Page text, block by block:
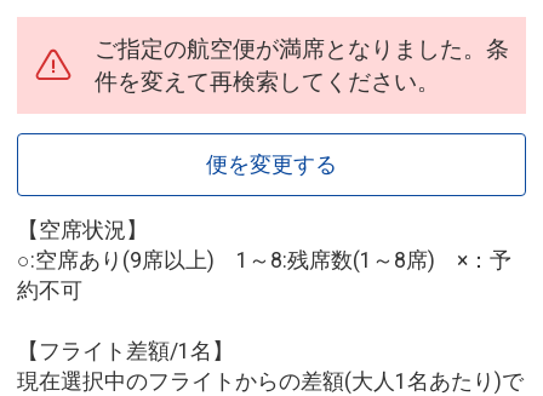
ご指定の航空便が満席となりました。条
件を変えて再検索してください。
便を変更する
【空席状況】
○:空席あり(9席以上) 1～8:残席数(1～8席) ×：予
約不可
【フライト差額/1名】
現在選択中のフライトからの差額(大人1名あたり)で